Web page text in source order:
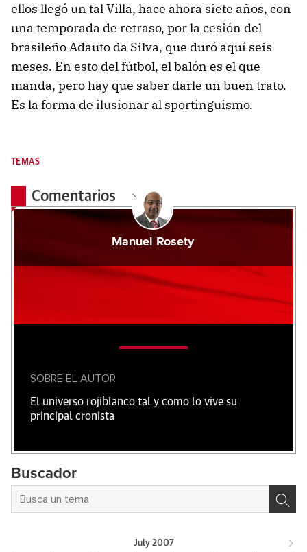
ellos llegó un tal Villa, hace ahora siete años, con
una temporada de retraso, por la cesión del
brasileño Adauto da Silva, que duró aquí seis
meses. En esto del fútbol, el balón es el que
manda, pero hay que saber darle un buen trato.
Es la forma de ilusionar al sportinguismo.
TEMAS
Comentarios
Manuel Rosety
SOBRE EL AUTOR
El universo rojiblanco tal y como lo vive su
principal cronista
Buscador
July 2007